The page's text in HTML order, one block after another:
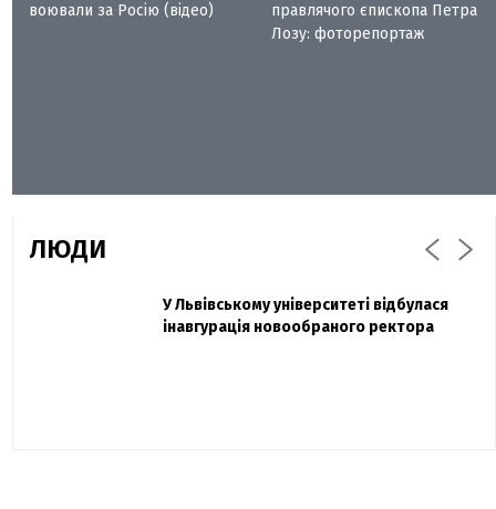
воювали за Росію (відео)
правлячого єпископа Петра
Лозу: фоторепортаж
ЛЮДИ
Павло Дак
«Час не лікує, лише притуплює біль»:
Захисник "Азовсталі" Діанов вдруге
одружився та показав фото з весілля
У Львівському університеті відбулася
інавгурація новообраного ректора